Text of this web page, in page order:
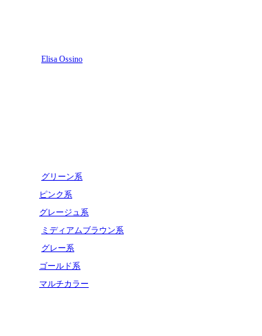
Elisa Ossino
グリーン系
ピンク系
グレージュ系
ミディアムブラウン系
グレー系
ゴールド系
マルチカラー